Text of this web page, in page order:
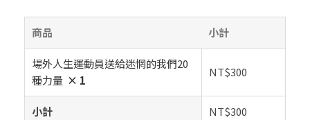
商品 小計
場外人生――運動員送給迷惘的我們20
種力量 × 1
NT$300
小計 NT$300